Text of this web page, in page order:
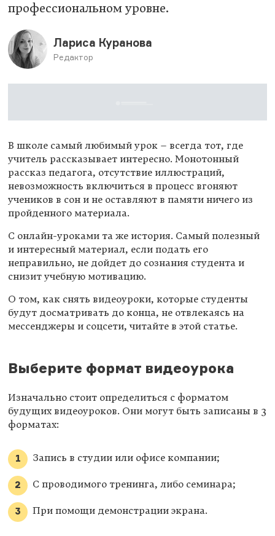
профессиональном уровне.
Лариса Куранова
Редактор
В школе самый любимый урок – всегда тот, где
учитель рассказывает интересно. Монотонный
рассказ педагога, отсутствие иллюстраций,
невозможность включиться в процесс вгоняют
учеников в сон и не оставляют в памяти ничего из
пройденного материала.
С онлайн-уроками та же история. Самый полезный
и интересный материал, если подать его
неправильно, не дойдет до сознания студента и
снизит учебную мотивацию.
О том, как снять видеоуроки, которые студенты
будут досматривать до конца, не отвлекаясь на
мессенджеры и соцсети, читайте в этой статье.
Выберите формат видеоурока
Изначально стоит определиться с форматом
будущих видеоуроков. Они могут быть записаны в 3
форматах:
Запись в студии или офисе компании;
С проводимого тренинга, либо семинара;
При помощи демонстрации экрана.